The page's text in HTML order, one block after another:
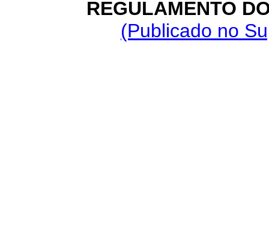
REGULAMENTO
(Publicado no